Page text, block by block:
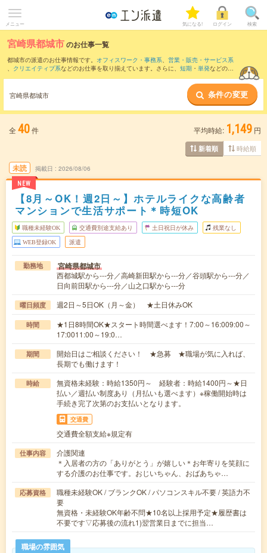
メニュー 気になる! ログイン 検索
宮崎県都城市のお仕事一覧
都城市の派遣のお仕事情報です。 オフィスワーク・事務系、 営業・販売・サービス系
、 クリエイティブ系などのお仕事を取り揃えています。さらに、 短期 ・ 単発などの期
また、曽於市・ など隣接エリアのお仕事もご確認いただけます。
宮崎県都城市 条件の変更
全 40件 平均時給: 1,149 円
新着順 時給順
未読
NEW
掲載日 2026/08/06
【8月～OK！週2日～】ホテルライクな高齢者
マンションで生活サポート＊時短OK
職種未経験OK 交通費別途支給あり 土日祝日が休み 残業なし
WEB登録OK 派遣
勤務地 宮崎県都城市
西都城駅から---分／高崎新田駅から---分／谷頭駅から---分／
日向前田駅から---分／山之口駅から---分
曜日頻度 週2日～5日OK（月～金） ★土日休みOK
時間
★1日8時間OK★スタート時間選べます！7:00～16:009:00～
17:0011:00～19:0…
期間
開始日はご相談ください！ ★急募 ★職場が気に入れば、
長期でも働けます！
時給
無資格未経験：時給1350円～ 経験者：時給1400円～★日
払い／週払い制度あり（月払いも選べます）※稼働開始時は
手続き完了次第のお支払いとなります。
交通費
交通費全額支給※規定有
仕事内容
介護関連
＊入居者の方の「ありがとう」が嬉しい＊お年寄りを笑顔に
する介護のお仕事です。おじいちゃん、おばあちゃ…
応募資格
職種未経験OK / ブランクOK / パソコンスキル不要 / 英語力不
要
無資格・未経験OK年齢不問★10名以上採用予定★履歴書は
不要です▽応募後の流れ1)翌営業日までに担当…
職場の雰囲気